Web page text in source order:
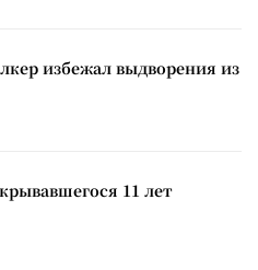
избежал выдворения из
11 лет